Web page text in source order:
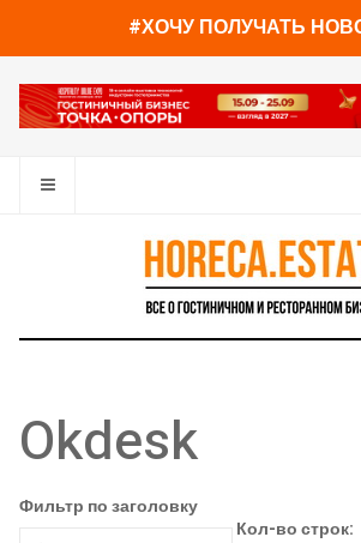
#ХОЧУ ПОЛУЧАТЬ
Okdesk
Фильтр по заголовку
Кол-во строк: